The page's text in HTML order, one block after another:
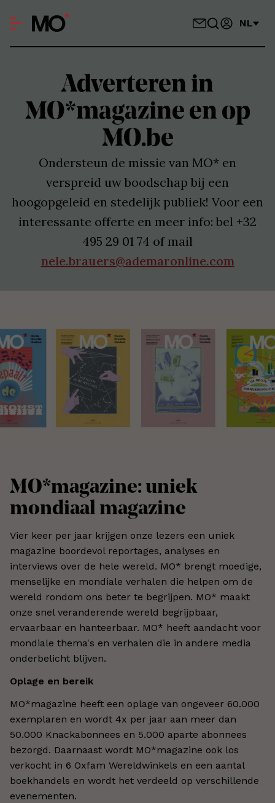
NL
Adverteren in
MO*magazine en op
MO.be
Ondersteun de missie van MO* en
verspreid uw boodschap bij een
hoogopgeleid en stedelijk publiek! Voor een
interessante offerte en meer info: bel +32
495 29 01 74 of mail
nele.brauers@ademaronline.com
MO*magazine: uniek
mondiaal magazine
Vier keer per jaar krijgen onze lezers een uniek
magazine boordevol reportages, analyses en
interviews over de hele wereld. MO* brengt moedige,
menselijke en mondiale verhalen die helpen om de
wereld rondom ons beter te begrijpen. MO* maakt
onze snel veranderende wereld begrijpbaar,
ervaarbaar en hanteerbaar. MO* heeft aandacht voor
mondiale thema's en verhalen die in andere media
onderbelicht blijven.
Oplage en bereik
MO*magazine heeft een oplage van ongeveer 60.000
exemplaren en wordt 4x per jaar aan meer dan
50.000 Knackabonnees en 5.000 aparte abonnees
bezorgd. Daarnaast wordt MO*magazine ook los
verkocht in 6 Oxfam Wereldwinkels en een aantal
boekhandels en wordt het verdeeld op verschillende
evenementen.